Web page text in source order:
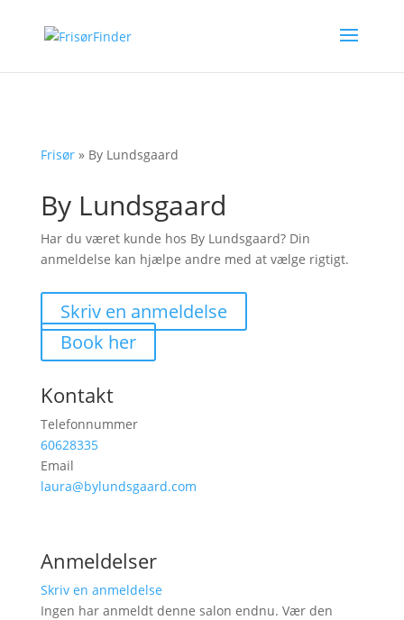
Frisør» By Lundsgaard
By Lundsgaard
Har du været kunde hos By Lundsgaard? Din
anmeldelse kan hjælpe andre med at vælge rigtigt.
Skriv en anmeldelse
Book her
Kontakt
Telefonnummer
60628335
Email
laura@bylundsgaard.com
Anmeldelser
Skriv en anmeldelse
Ingen har anmeldt denne salon endnu. Vær den